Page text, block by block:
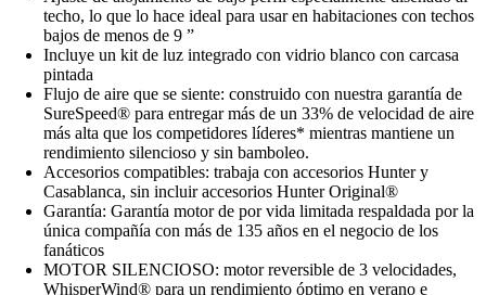
techo, lo que lo hace ideal para usar en habitaciones con techos
bajos de menos de 9 ”
Incluye un kit de luz integrado con vidrio blanco con carcasa
pintada
Flujo de aire que se siente: construido con nuestra garantía de
SureSpeed® para entregar más de un 33% de velocidad de aire
más alta que los competidores líderes* mientras mantiene un
rendimiento silencioso y sin bamboleo.
Accesorios compatibles: trabaja con accesorios Hunter y
Casablanca, sin incluir accesorios Hunter Original®
Garantía: Garantía motor de por vida limitada respaldada por la
única compañía con más de 135 años en el negocio de los
fanáticos
MOTOR SILENCIOSO: motor reversible de 3 velocidades,
WhisperWind® para un rendimiento óptimo en verano e